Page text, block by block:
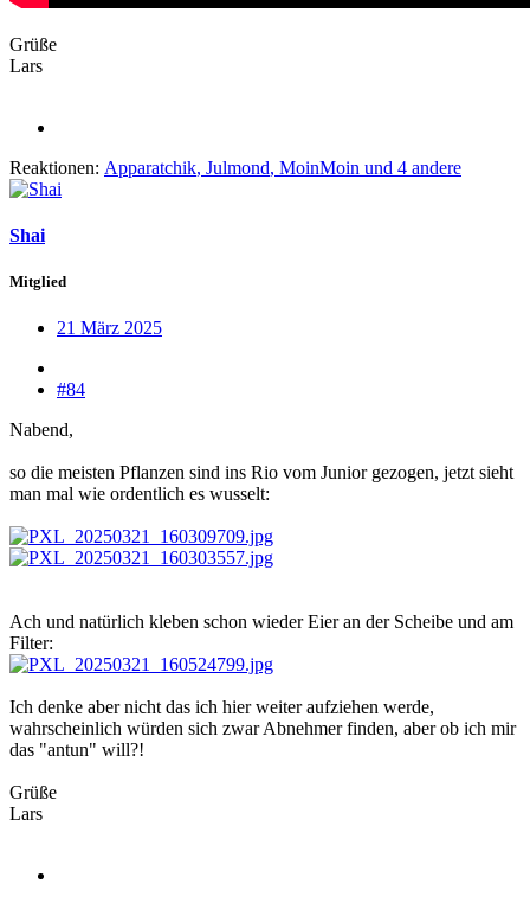
Grüße
Lars
Reaktionen: Apparatchik, Julmond, MoinMoin und 4 andere
Shai
Mitglied
21 März 2025
#84
Nabend,
so die meisten Pflanzen sind ins Rio vom Junior gezogen, jetzt sieht
man mal wie ordentlich es wusselt:
Ach und natürlich kleben schon wieder Eier an der Scheibe und am
Filter:
Ich denke aber nicht das ich hier weiter aufziehen werde,
wahrscheinlich würden sich zwar Abnehmer finden, aber ob ich mir
das "antun" will?!
Grüße
Lars